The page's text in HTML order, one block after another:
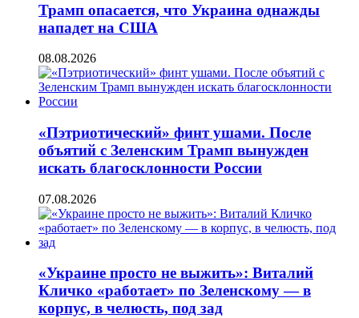
Трамп опасается, что Украина однажды
нападет на США
08.08.2026
«Пэтриотический» финт ушами. После
объятий с Зеленским Трамп вынужден
искать благосклонности России
07.08.2026
«Украине просто не выжить»: Виталий
Кличко «работает» по Зеленскому — в
корпус, в челюсть, под зад